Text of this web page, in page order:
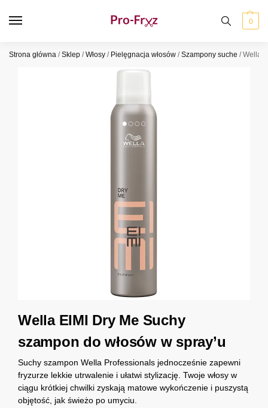
0
Strona główna /Sklep /Włosy / Pielęgnacja włosów /Szampony suche /Wella
Wella EIMI Dry Me Suchy
szampon do włosów w spray’u
Suchy szampon Wella Professionals jednocześnie zapewni
fryzurze lekkie utrwalenie i ułatwi stylizację. Twoje włosy w
ciągu krótkiej chwilki zyskają matowe wykończenie i puszystą
objętość, jak świeżo po umyciu.